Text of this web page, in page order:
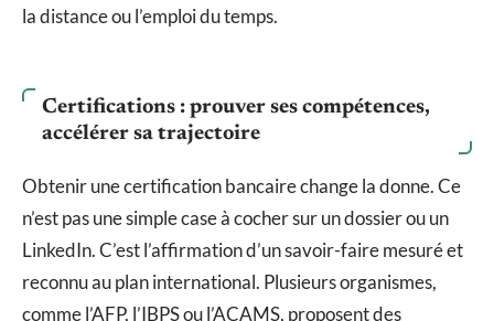
la distance ou l’emploi du temps.
Certifications : prouver ses compétences,
accélérer sa trajectoire
Obtenir une certification bancaire change la donne. Ce
n’est pas une simple case à cocher sur un dossier ou un
LinkedIn. C’est l’affirmation d’un savoir-faire mesuré et
reconnu au plan international. Plusieurs organismes,
comme l’AFP, l’IBPS ou l’ACAMS, proposent des